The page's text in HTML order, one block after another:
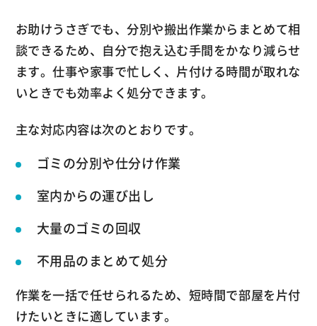
お助けうさぎでも、分別や搬出作業からまとめて相
談できるため、自分で抱え込む手間をかなり減らせ
ます。仕事や家事で忙しく、片付ける時間が取れな
いときでも効率よく処分できます。
主な対応内容は次のとおりです。
ゴミの分別や仕分け作業
室内からの運び出し
大量のゴミの回収
不用品のまとめて処分
作業を一括で任せられるため、短時間で部屋を片付
けたいときに適しています。